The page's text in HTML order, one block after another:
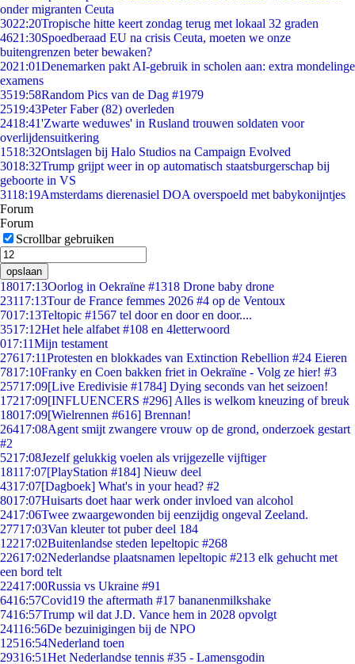
onder migranten Ceuta
3022:20Tropische hitte keert zondag terug met lokaal 32 graden
4621:30Spoedberaad EU na crisis Ceuta, moeten we onze
buitengrenzen beter bewaken?
2021:01Denemarken pakt AI-gebruik in scholen aan: extra mondelinge
examens
3519:58Random Pics van de Dag #1979
2519:43Peter Faber (82) overleden
2418:41'Zwarte weduwes' in Rusland trouwen soldaten voor
overlijdensuitkering
1518:32Ontslagen bij Halo Studios na Campaign Evolved
3018:32Trump grijpt weer in op automatisch staatsburgerschap bij
geboorte in VS
3118:19Amsterdams dierenasiel DOA overspoeld met babykonijntjes
Forum
Forum
Scrollbar gebruiken
opslaan
18017:13Oorlog in Oekraïne #1318 Drone baby drone
23117:13Tour de France femmes 2026 #4 op de Ventoux
7017:13Teltopic #1567 tel door en door en door....
3517:12Het hele alfabet #108 en 4letterwoord
017:11Mijn testament
27617:11Protesten en blokkades van Extinction Rebellion #24 Eieren
7817:10Franky en Coen bakken friet in Oekraïne - Volg ze hier! #3
25717:09[Live Eredivisie #1784] Dying seconds van het seizoen!
17217:09[INFLUENCERS #296] Alles is welkom kneuzing of breuk
18017:09[Wielrennen #616] Brennan!
26417:08Agent smijt zwangere vrouw op de grond, onderzoek gestart
#2
5217:08Jezelf gelukkig voelen als vrijgezelle vijftiger
18117:07[PlayStation #184] Nieuw deel
4317:07[Dagboek] What's in your head? #2
8017:07Huisarts doet haar werk onder invloed van alcohol
2417:06Twee zwaargewonden bij eenzijdig ongeval Zeeland.
27717:03Van kleuter tot puber deel 184
12217:02Buitenlandse steden lepeltopic #268
22617:02Nederlandse plaatsnamen lepeltopic #213 elk gehucht met
een bord telt
22417:00Russia vs Ukraine #91
6416:57Covid19 the aftermath #17 bananenmilkshake
7416:57Trump wil dat J.D. Vance hem in 2028 opvolgt
24116:56De bezuinigingen bij de NPO
12516:54Nederland toen
29316:51Het Nederlandse tennis #35 - Lamensgodin